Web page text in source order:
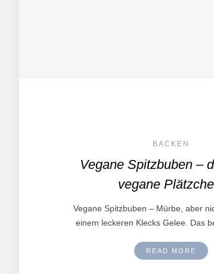
BACKEN
Vegane Spitzbuben –
vegane
Vegane Spitzbuben – Mürbe, aber
einem leckeren Klecks Gelee. Das
READ MORE